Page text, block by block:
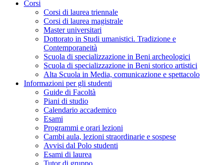
Corsi
Corsi di laurea triennale
Corsi di laurea magistrale
Master universitari
Dottorato in Studi umanistici. Tradizione e
Contemporaneità
Scuola di specializzazione in Beni archeologici
Scuola di specializzazione in Beni storico artistici
Alta Scuola in Media, comunicazione e spettacolo
Informazioni per gli studenti
Guide di Facoltà
Piani di studio
Calendario accademico
Esami
Programmi e orari lezioni
Cambi aula, lezioni straordinarie e sospese
Avvisi dal Polo studenti
Esami di laurea
Tutor di gruppo